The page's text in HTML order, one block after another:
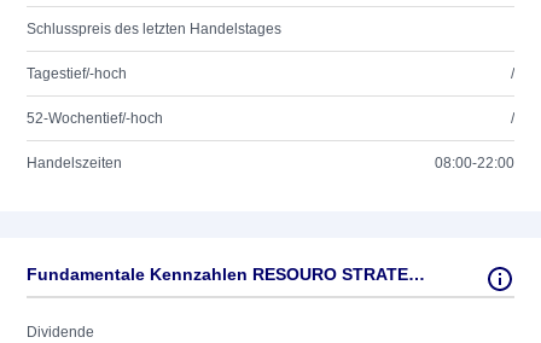
Schlusspreis des letzten Handelstages
Tagestief/-hoch /
52-Wochentief/-hoch /
Handelszeiten 08:00-22:00
Fundamentale Kennzahlen RESOURO STRATEGIC METALS
Dividende